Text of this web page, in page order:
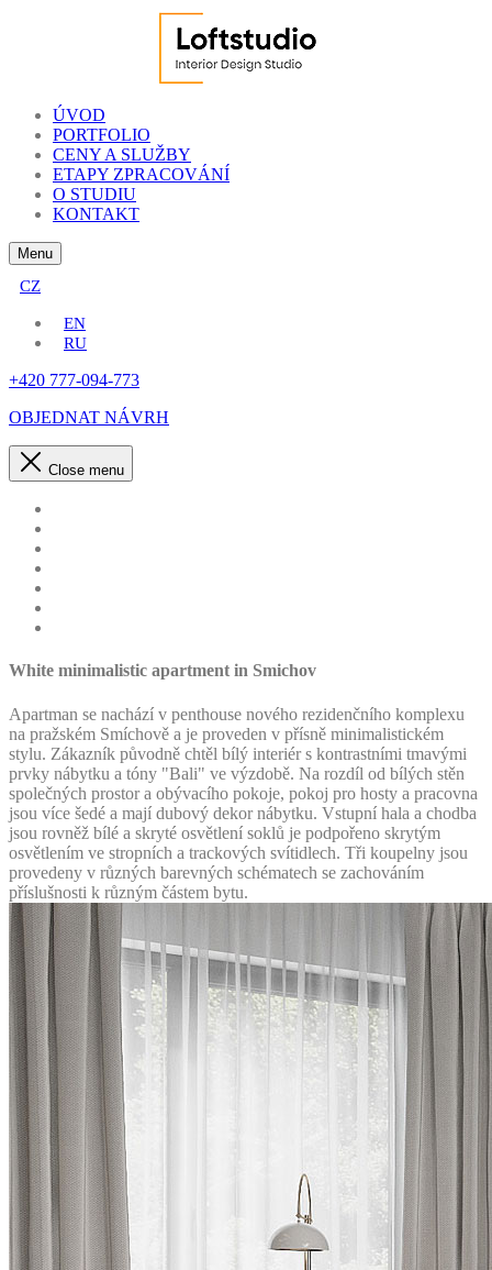
ÚVOD
PORTFOLIO
CENY A SLUŽBY
ETAPY ZPRACOVÁNÍ
O STUDIU
KONTAKT
Menu
CZ
EN
RU
+420 777-094-773
OBJEDNAT NÁVRH
Close menu
White minimalistic apartment in Smichov
Apartman se nachází v penthouse nového rezidenčního komplexu
na pražském Smíchově a je proveden v přísně minimalistickém
stylu. Zákazník původně chtěl bílý interiér s kontrastními tmavými
prvky nábytku a tóny "Bali" ve výzdobě. Na rozdíl od bílých stěn
společných prostor a obývacího pokoje, pokoj pro hosty a pracovna
jsou více šedé a mají dubový dekor nábytku. Vstupní hala a chodba
jsou rovněž bílé a skryté osvětlení soklů je podpořeno skrytým
osvětlením ve stropních a trackových svítidlech. Tři koupelny jsou
provedeny v různých barevných schématech se zachováním
příslušnosti k různým částem bytu.